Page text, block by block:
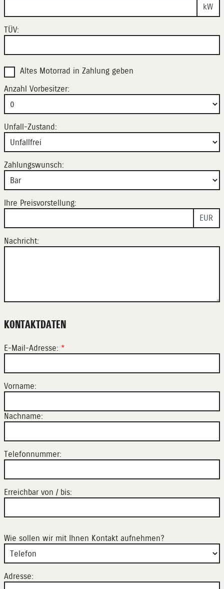
kW
TÜV:
Altes Motorrad in Zahlung geben
Anzahl Vorbesitzer:
Unfall-Zustand:
Zahlungswunsch:
Ihre Preisvorstellung:
EUR
Nachricht:
KONTAKTDATEN
E-Mail-Adresse: *
Vorname:
Nachname:
Telefonnummer:
Erreichbar von / bis:
Wie sollen wir mit Ihnen Kontakt aufnehmen?
Adresse: